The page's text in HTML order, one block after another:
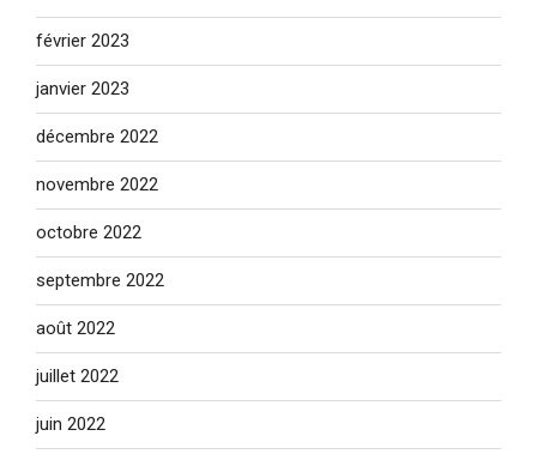
février 2023
janvier 2023
décembre 2022
novembre 2022
octobre 2022
septembre 2022
août 2022
juillet 2022
juin 2022